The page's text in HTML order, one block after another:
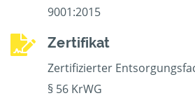
9001:2015
Zertifikat
Zertifizierter
§ 56 KrWG